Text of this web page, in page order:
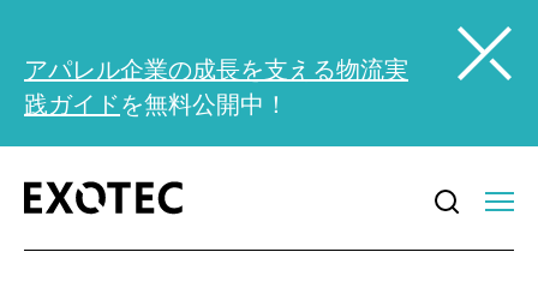
アパレル企業の成長を支える物流実
践ガイドを無料公開中！